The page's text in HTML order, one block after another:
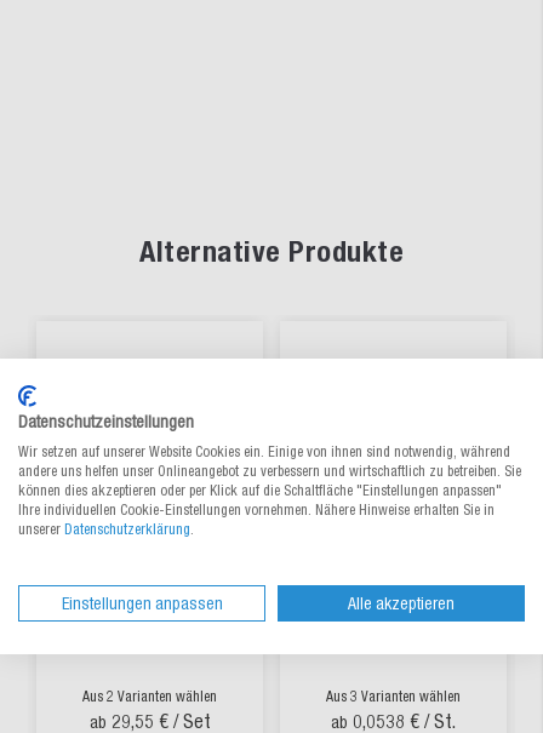
Alternative Produkte
Clean Hands® Hygiene-
Handschuh im Set
Aus 2 Varianten wählen
ab 29,55 € / Set
Vinyl-Handschuhe
transparent
Aus 3 Varianten wählen
ab 0,0538 € / St.
Datenschutzeinstellungen
Wir setzen auf unserer Website Cookies ein. Einige von ihnen sind notwendig, während
andere uns helfen unser Onlineangebot zu verbessern und wirtschaftlich zu betreiben. Sie
können dies akzeptieren oder per Klick auf die Schaltfläche "Einstellungen anpassen"
Ihre individuellen Cookie-Einstellungen vornehmen. Nähere Hinweise erhalten Sie in
unserer Datenschutzerklärung.
Einstellungen anpassen Alle akzeptieren